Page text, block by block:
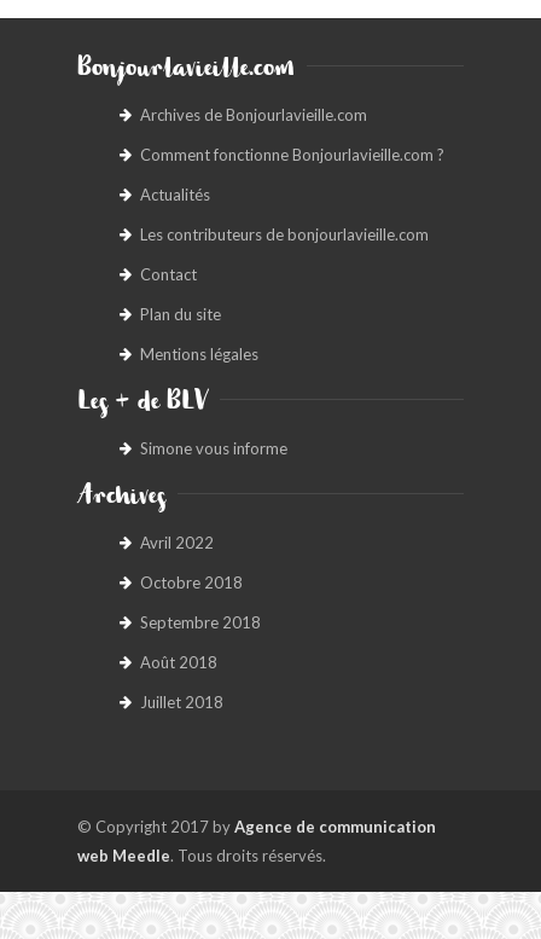
Bonjourlavieille.com
Archives de Bonjourlavieille.com
Comment fonctionne Bonjourlavieille.com ?
Actualités
Les contributeurs de bonjourlavieille.com
Contact
Plan du site
Mentions légales
Les + de BLV
Simone vous informe
Archives
Avril 2022
Octobre 2018
Septembre 2018
Août 2018
Juillet 2018
© Copyright 2017 byAgence de communication
web Meedle. Tous droits réservés.